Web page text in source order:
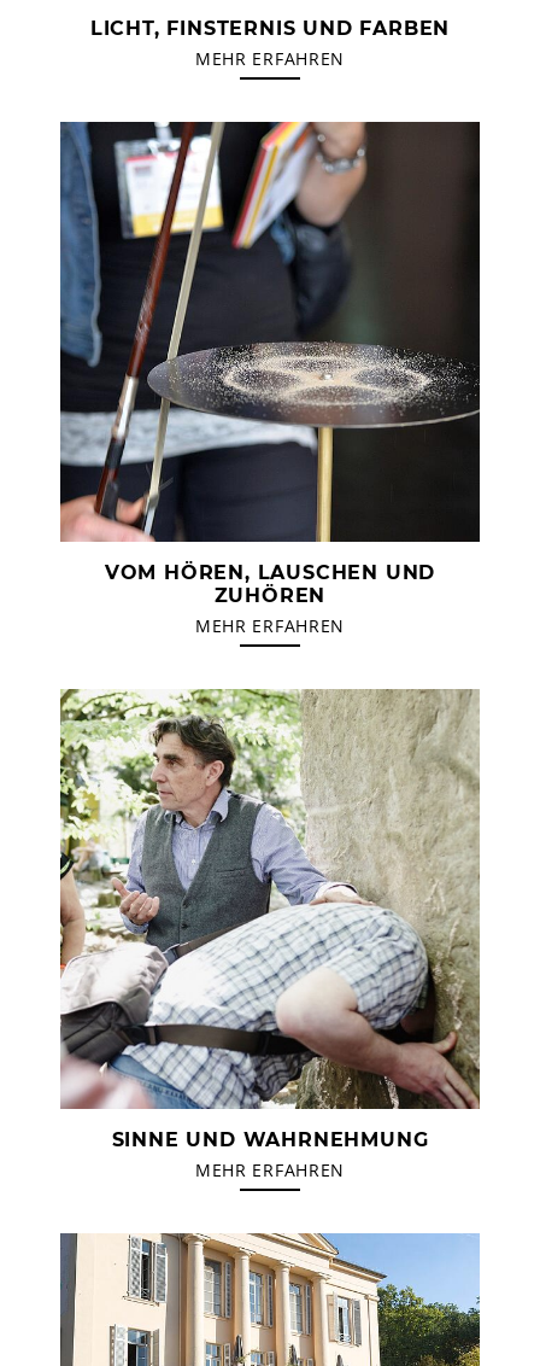
LICHT, FINSTERNIS UND FARBEN
MEHR ERFAHREN
VOM HÖREN, LAUSCHEN UND
ZUHÖREN
MEHR ERFAHREN
SINNE UND WAHRNEHMUNG
MEHR ERFAHREN